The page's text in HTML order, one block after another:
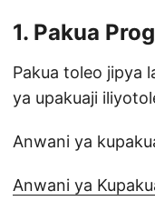
1. Pakua
Pakua toleo jipya
ya upakuaji
Anwani ya
Anwani ya